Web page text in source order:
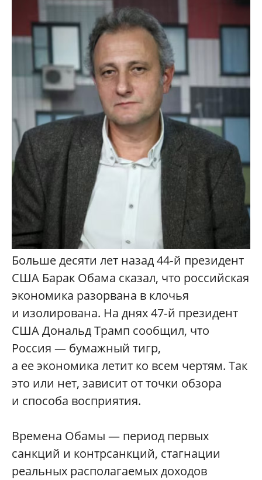
Больше десяти лет назад 44‑й президент
США Барак Обама сказал, что российская
экономика разорвана в клочья
и изолирована. На днях 47‑й президент
США Дональд Трамп сообщил, что
Россия — бумажный тигр,
а ее экономика летит ко всем чертям. Так
это или нет, зависит от точки обзора
и способа восприятия.
Времена Обамы — период первых
санкций и контрсанкций, стагнации
реальных располагаемых доходов